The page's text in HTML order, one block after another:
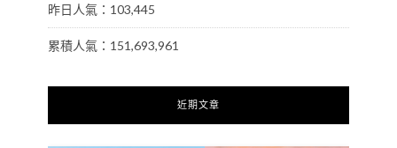
昨日人氣：103,445
累積人氣：151,693,961
近期文章